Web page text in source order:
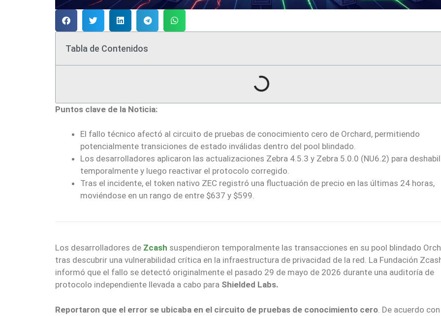
Tabla de Contenidos
Puntos clave de la Noticia:
El fallo técnico afectó al circuito de pruebas de conocimiento cero de Orchard, permitiendo
potencialmente transiciones de estado inválidas dentro del pool blindado.
Los desarrolladores aplicaron las actualizaciones Zebra 4.5.3 y Zebra 5.0.0 (NU6.2) para
temporalmente y luego reactivar el protocolo corregido.
Tras el incidente, el token nativo ZEC registró una fluctuación de precio en las últimas 24 horas,
moviéndose en un rango de entre $637 y $599.
Los desarrolladores de Zcash suspendieron temporalmente las transacciones en su pool blindado
tras descubrir una vulnerabilidad crítica en la infraestructura de privacidad de la red. La Fundación
informó que el fallo se detectó originalmente el pasado 29 de mayo de 2026 durante una auditoría de
protocolo independiente llevada a cabo para Shielded Labs.
Reportaron que el error se ubicaba en el circuito de pruebas de conocimiento cero . De acuerdo